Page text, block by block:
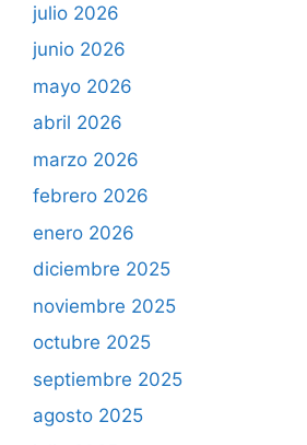
julio 2026
junio 2026
mayo 2026
abril 2026
marzo 2026
febrero 2026
enero 2026
diciembre 2025
noviembre 2025
octubre 2025
septiembre 2025
agosto 2025